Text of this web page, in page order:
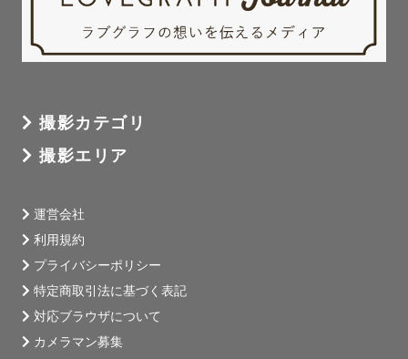
撮影カテゴリ
撮影エリア
運営会社
利用規約
プライバシーポリシー
特定商取引法に基づく表記
対応ブラウザについて
カメラマン募集